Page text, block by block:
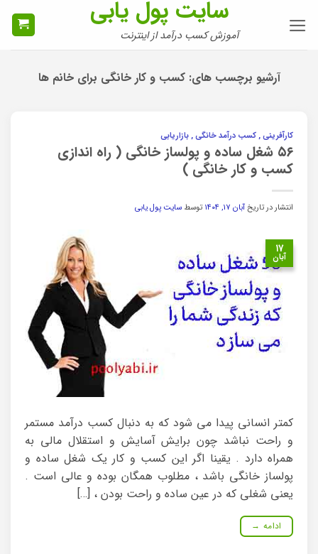
سایت پول یابی
آموزش کسب درآمد از اینترنت
آرشیو برچسب های:کسب و کار خانگی برای خانم ها
کارآفرینی , کسب درآمد خانگی , بازاریابی
۵۶ شغل ساده و پولساز خانگی ( راه اندازی
کسب و کار خانگی )
انتشار در تاریخآبان ۱۷, ۱۴۰۴ توسط سایت پول یابی
۱۷
آبان
کمتر انسانی پیدا می شود که به دنبال کسب درآمد مستمر
و راحت نباشد چون برایش آسایش و استقلال مالی به
همراه دارد . یقینا اگر این کسب و کار یک شغل ساده و
پولساز خانگی باشد ، مطلوب همگان بوده و عالی است .
یعنی شغلی که در عین ساده و راحت بودن ، […]
ادامه →